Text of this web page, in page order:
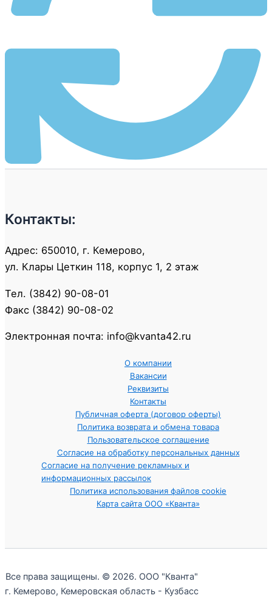
Контакты:
Адрес: 650010, г. Кемерово,
ул. Клары Цеткин 118, корпус 1, 2 этаж
Тел. (3842) 90-08-01
Факс (3842) 90-08-02
Электронная почта: info@kvanta42.ru
О компании
Вакансии
Реквизиты
Контакты
Публичная оферта (договор оферты)
Политика возврата и обмена товара
Пользовательское соглашение
Согласие на обработку персональных данных
Согласие на получение рекламных и
информационных рассылок
Политика использования файлов cookie
Карта сайта ООО «Кванта»
Все права защищены. © 2026. ООО "Кванта"
г. Кемерово, Кемеровская область - Кузбасс